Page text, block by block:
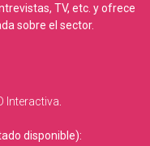
TV, etc. y ofrece
sobre el sector.
Interactiva
disponible):